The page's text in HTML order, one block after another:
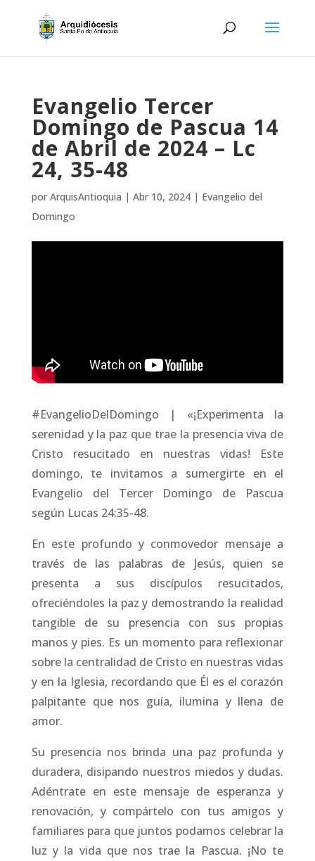
Evangelio Tercer
Domingo de Pascua 14
de Abril de 2024 – Lc
24, 35-48
por ArquisAntioquia | Abr 10, 2024| Evangelio del
Domingo
#EvangelioDelDomingo | «¡Experimenta la
serenidad y la paz que trae la presencia viva de
Cristo resucitado en nuestras vidas! Este
domingo, te invitamos a sumergirte en el
Evangelio del Tercer Domingo de Pascua
según Lucas 24:35-48.
En este profundo y conmovedor mensaje a
través de las palabras de Jesús, quien se
presenta a sus discípulos resucitados,
ofreciéndoles la paz y demostrando la realidad
tangible de su presencia con sus propias
manos y pies. Es un momento para reflexionar
sobre la centralidad de Cristo en nuestras vidas
y en la Iglesia, recordando que Él es el corazón
palpitante que nos guía, ilumina y llena de
amor.
Su presencia nos brinda una paz profunda y
duradera, disipando nuestros miedos y dudas.
Adéntrate en este mensaje de esperanza y
renovación, y compártelo con tus amigos y
familiares para que juntos podamos celebrar la
luz y la vida que nos trae la Pascua. ¡No te